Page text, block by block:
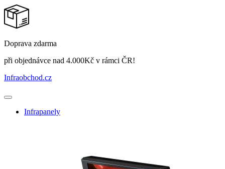
Doprava zdarma
při objednávce nad 4.000Kč v rámci ČR!
Infraobchod.cz
Infrapanely